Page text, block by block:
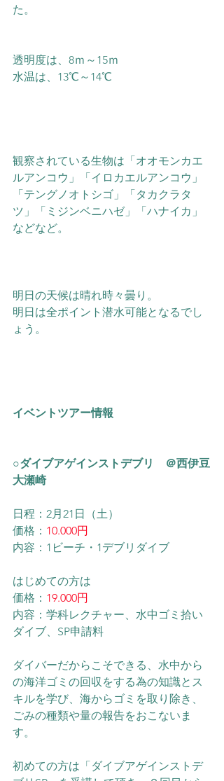
た。
透明度は、8ｍ～15ｍ
水温は、13℃～14℃
観察されている生物は「オオモンカエ
ルアンコウ」「イロカエルアンコウ」
「テングノオトシゴ」「タカクラタ
ツ」「ミジンベニハゼ」「ハナイカ」
などなど。
明日の天候は晴れ時々曇り。
明日は全ポイント潜水可能となるでし
ょう。
イベントツアー情報
○ダイブアゲインストデブリ　＠西伊豆
大瀬崎
日程：2月21日（土）
価格： 10.000円
内容：1ビーチ・1デブリダイブ
はじめての方は
価格： 19.000円
内容：学科レクチャー、水中ゴミ拾い
ダイブ、SP申請料
ダイバーだからこそできる、水中から
の海洋ゴミの回収をする為の知識とス
キルを学び、海からゴミを取り除き、
ごみの種類や量の報告をおこないま
す。
初めての方は「ダイブアゲインストデ